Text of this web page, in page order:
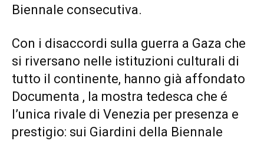
Biennale consecutiva.
Con i disaccordi sulla guerra a Gaza che
si riversano nelle istituzioni culturali di
tutto il continente, hanno già affondato
Documenta , la mostra tedesca che é
l’unica rivale di Venezia per presenza e
prestigio: sui Giardini della Biennale